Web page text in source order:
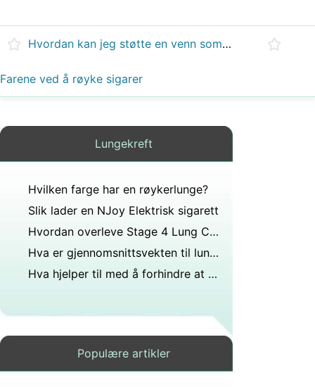
Hvordan kan jeg støtte en venn som mamma Har Lung Cancer
Farene ved å røyke sigarer
Lungekreft
Hvilken farge har en røykerlunge?
Slik lader en NJoy Elektrisk sigarett
Hvordan overleve Stage 4 Lung Cancer
Hva er gjennomsnittsvekten til lungene?
Hva hjelper til med å forhindre at lungekreft kommer tilbake?
Populære artikler